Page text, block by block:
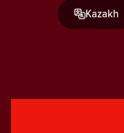
Kazakh